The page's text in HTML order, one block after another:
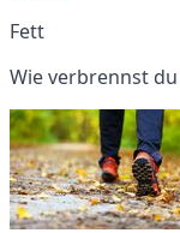
Fett
Wie verbrennst